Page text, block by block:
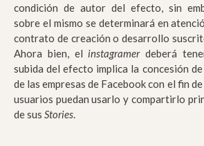
condición de autor del efecto, sin
sobre el mismo se determinará en
contrato de creación o desarrollo
Ahora bien, el instagramerdeberá
subida del efecto implica la concesión
de las empresas de Facebook con el fin
usuarios puedan usarlo y compartirlo
de sus Stories.